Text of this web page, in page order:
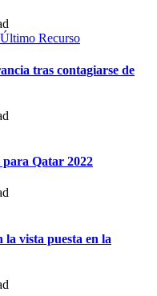
Último Recurso
tras contagiarse de
para Qatar 2022
vista puesta en la